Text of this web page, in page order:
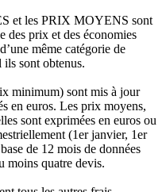
et les PRIX MOYENS sont
des prix et des économies
même catégorie de
ils sont obtenus.
minimum) sont mis à jour
en euros. Les prix moyens,
sont exprimées en euros ou
(1er janvier, 1er
de 12 mois de données
moins quatre devis.